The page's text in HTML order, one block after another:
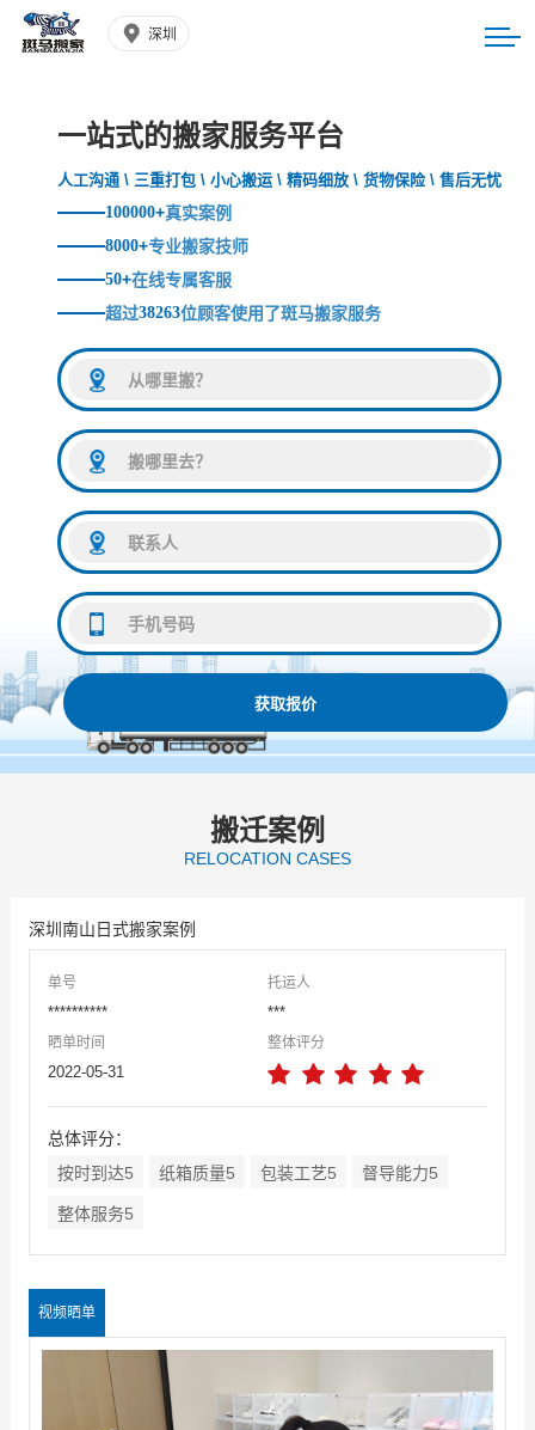
深圳
一站式的搬家服务平台
人工沟通 \ 三重打包 \ 小心搬运 \ 精码细放 \ 货物保险 \ 售后无忧
100000+真实案例
8000+专业搬家技师
50+在线专属客服
超过38263位顾客使用了斑马搬家服务
获取报价
搬迁案例
RELOCATION CASES
深圳南山日式搬家案例
单号
**********
托运人
***
晒单时间
2022-05-31
整体评分
总体评分：
按时到达5
纸箱质量5 包装工艺5 督导能力5
整体服务5
视频晒单